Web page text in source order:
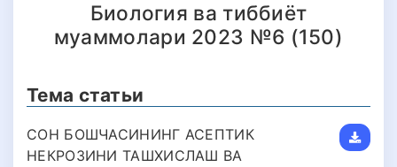
Биология ва тиббиёт
муаммолари 2023 №6 (150)
Тема статьи
СОН БОШЧАСИНИНГ АСЕПТИК
НЕКРОЗИНИ ТАШХИСЛАШ ВА